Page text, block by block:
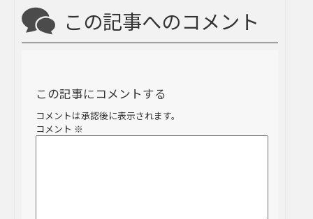
この記事へのコメント
この記事にコメントする
コメントは承認後に表示されます。
コメント ※